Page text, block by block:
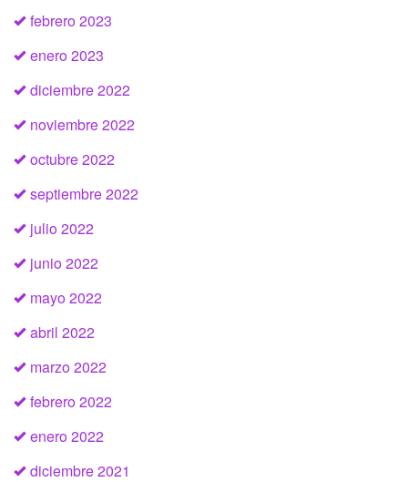
febrero 2023
enero 2023
diciembre 2022
noviembre 2022
octubre 2022
septiembre 2022
julio 2022
junio 2022
mayo 2022
abril 2022
marzo 2022
febrero 2022
enero 2022
diciembre 2021